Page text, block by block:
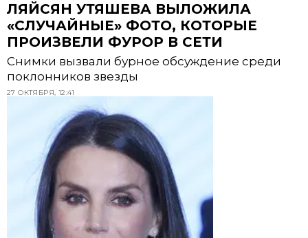
ЛЯЙСЯН УТЯШЕВА ВЫЛОЖИЛА
«СЛУЧАЙНЫЕ» ФОТО, КОТОРЫЕ
ПРОИЗВЕЛИ ФУРОР В СЕТИ
Снимки вызвали бурное обсуждение среди
поклонников звезды
27 ОКТЯБРЯ, 12:41